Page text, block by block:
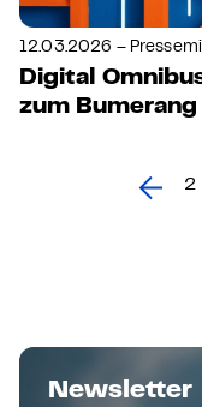
12.03.2026 –
Digital
zum Bumerang
2
Newsletter